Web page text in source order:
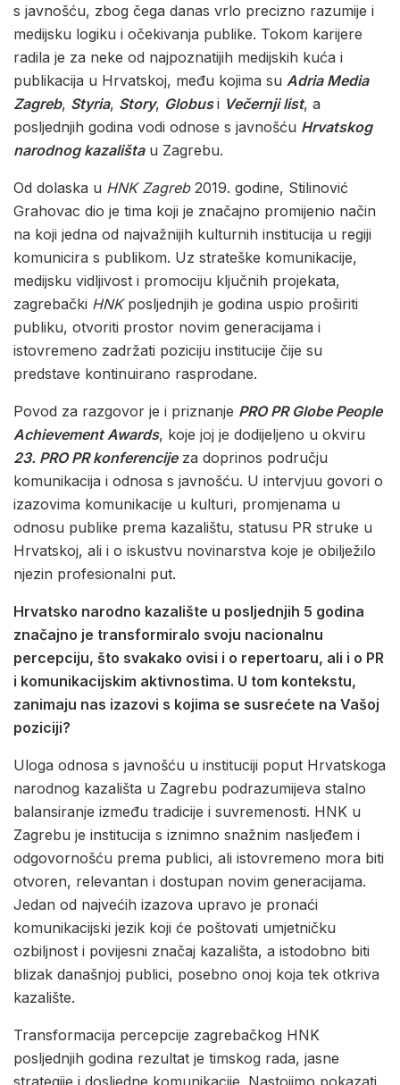
s javnošću, zbog čega danas vrlo precizno razumije i
medijsku logiku i očekivanja publike. Tokom karijere
radila je za neke od najpoznatijih medijskih kuća i
publikacija u Hrvatskoj, među kojima su Adria Media
Zagreb, Styria, Story, Globusi Večernji list, a
posljednjih godina vodi odnose s javnošću Hrvatskog
narodnog kazalištau Zagrebu.
Od dolaska u HNK Zagreb 2019. godine, Stilinović
Grahovac dio je tima koji je značajno promijenio način
na koji jedna od najvažnijih kulturnih institucija u regiji
komunicira s publikom. Uz strateške komunikacije,
medijsku vidljivost i promociju ključnih projekata,
zagrebački HNK posljednjih je godina uspio proširiti
publiku, otvoriti prostor novim generacijama i
istovremeno zadržati poziciju institucije čije su
predstave kontinuirano rasprodane.
Povod za razgovor je i priznanje PRO PR Globe People
Achievement Awards, koje joj je dodijeljeno u okviru
23. PRO PR konferencijeza doprinos području
komunikacija i odnosa s javnošću. U intervjuu govori o
izazovima komunikacije u kulturi, promjenama u
odnosu publike prema kazalištu, statusu PR struke u
Hrvatskoj, ali i o iskustvu novinarstva koje je obilježilo
njezin profesionalni put.
Hrvatsko narodno kazalište u posljednjih 5 godina
značajno je transformiralo svoju nacionalnu
percepciju, što svakako ovisi i o repertoaru, ali i o PR
i komunikacijskim aktivnostima. U tom kontekstu,
zanimaju nas izazovi s kojima se susrećete na Vašoj
poziciji?
Uloga odnosa s javnošću u instituciji poput Hrvatskoga
narodnog kazališta u Zagrebu podrazumijeva stalno
balansiranje između tradicije i suvremenosti. HNK u
Zagrebu je institucija s iznimno snažnim nasljeđem i
odgovornošću prema publici, ali istovremeno mora biti
otvoren, relevantan i dostupan novim generacijama.
Jedan od najvećih izazova upravo je pronaći
komunikacijski jezik koji će poštovati umjetničku
ozbiljnost i povijesni značaj kazališta, a istodobno biti
blizak današnjoj publici, posebno onoj koja tek otkriva
kazalište.
Transformacija percepcije zagrebačkog HNK
posljednjih godina rezultat je timskog rada, jasne
strategije i dosljedne komunikacije. Nastojimo pokazati